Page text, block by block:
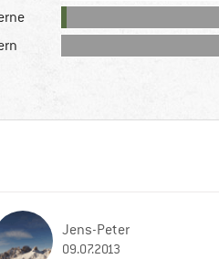
Jens-Peter
09.07.2013